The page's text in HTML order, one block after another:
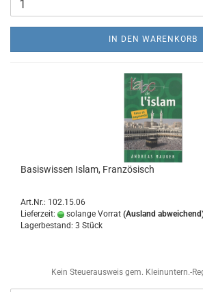
IN DEN WARENKORB
Basiswissen Islam, Französisch
Art.Nr.: 102.15.06
Lieferzeit:
solange Vorrat (Ausland
Lagerbestand: 3 Stück
Kein Steuerausweis gem. Kleinuntern.-